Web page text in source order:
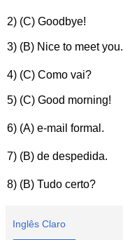
2) (C) Goodbye!
3) (B) Nice to meet you.
4) (C) Como vai?
5) (C) Good morning!
6) (A) e-mail formal.
7) (B) de despedida.
8) (B) Tudo certo?
Inglês Claro